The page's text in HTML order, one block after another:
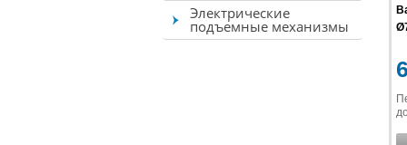
Электрические
подъемные механизмы